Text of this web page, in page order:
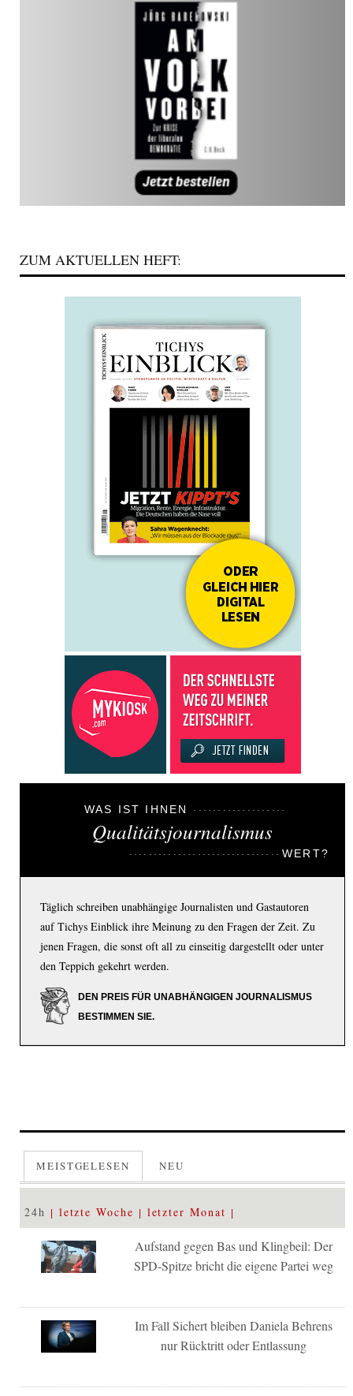
ZUM AKTUELLEN HEFT:
WAS IST IHNEN
Qualitätsjournalismus
WERT?
Täglich schreiben unabhängige Journalisten und Gastautoren
auf Tichys Einblick ihre Meinung zu den Fragen der Zeit. Zu
jenen Fragen, die sonst oft all zu einseitig dargestellt oder unter
den Teppich gekehrt werden.
DEN PREIS FÜR UNABHÄNGIGEN JOURNALISMUS
BESTIMMEN SIE.
MEISTGELESEN NEU
24h letzte Woche letzter Monat
Aufstand gegen Bas und Klingbeil: Der
SPD-Spitze bricht die eigene Partei weg
Im Fall Sichert bleiben Daniela Behrens
nur Rücktritt oder Entlassung